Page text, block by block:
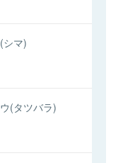
シマ)
(タツバラ)